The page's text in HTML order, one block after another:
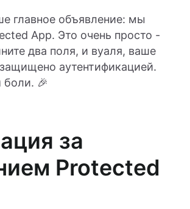
главное объявление: мы
App. Это очень просто -
два поля, и вуаля, ваше
аутентификацией.
боли. 🎉
за
Protected